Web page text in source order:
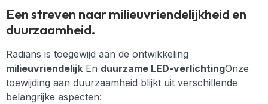
Een streven naar milieuvriendelijkheid en
duurzaamheid.
Radians is toegewijd aan de ontwikkeling
milieuvriendelijk En duurzame LED-verlichtingOnze
toewijding aan duurzaamheid blijkt uit verschillende
belangrijke aspecten: